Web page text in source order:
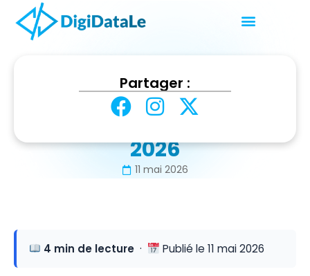
Site vitrine ou e-commerce : choisir en 2026
Site vitrine ou e-
2026
11 mai 2026
4 min de lecture · Publié le 11 mai 2026
Partager :